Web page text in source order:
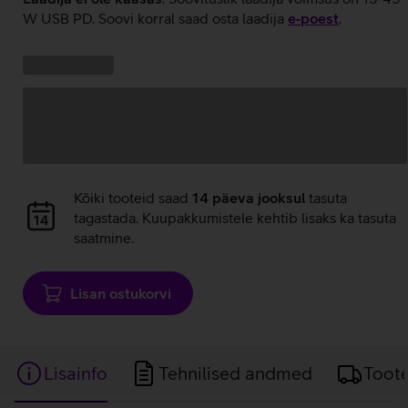
W USB PD. Soovi korral saad osta laadija e‑poest.
Andmete
laadimine
Kõiki tooteid saad 14 päeva jooksul tasuta
tagastada. Kuupakkumistele kehtib lisaks ka tasuta
saatmine.
Lisan ostukorvi
Lisainfo Tehnilised andmed